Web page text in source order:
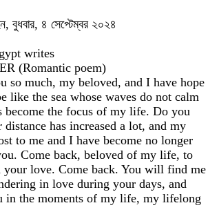
৪ সেপ্টেম্বর ২০২৪
writes
(Romantic poem)
so much, my beloved, and I have hope
like the sea whose waves do not calm
become the focus of my life. Do you
has increased a lot, and my
to me and I have become no longer
Come back, beloved of my life, to
love. Come back. You will find me
in love during your days, and
in the moments of my life, my lifelong